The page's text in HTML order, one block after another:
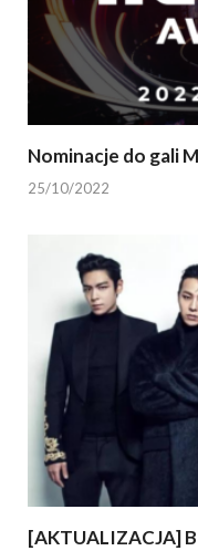
Nominacje do gali
25/10/2022
[AKTUALIZACJA]